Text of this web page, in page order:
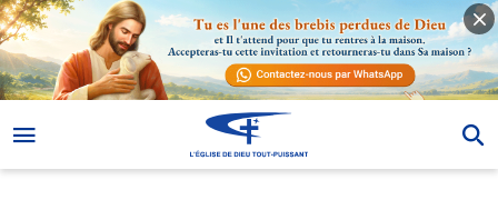
650 Le symbole de la colère de Dieu